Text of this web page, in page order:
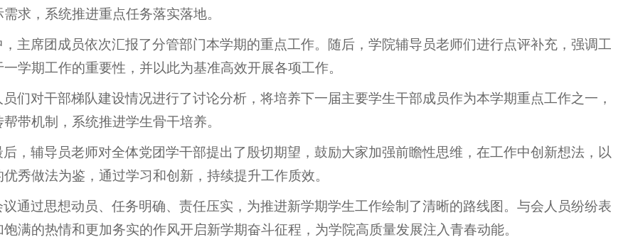
求，系统推进重点任务落实落地。
，主席团成员依次汇报了分管部门本学期的重点工作。随后，学院辅导员老师们进行点评补充，强调工
学期工作的重要性，并以此为基准高效开展各项工作。
员们对干部梯队建设情况进行了讨论分析，将培养下一届主要学生干部成员作为本学期重点工作之一，
带机制，系统推进学生骨干培养。
后，辅导员老师对全体党团学干部提出了殷切期望，鼓励大家加强前瞻性思维，在工作中创新想法，以
秀做法为鉴，通过学习和创新，持续提升工作质效。
议通过思想动员、任务明确、责任压实，为推进新学期学生工作绘制了清晰的路线图。与会人员纷纷表
饱满的热情和更加务实的作风开启新学期奋斗征程，为学院高质量发展注入青春动能。